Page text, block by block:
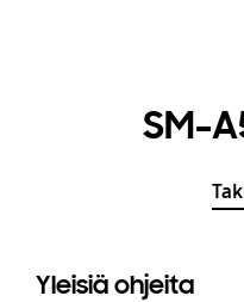
SM-
Yleisiä ohjeita